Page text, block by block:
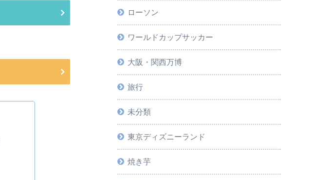
ローソン
ワールドカップサッカー
大阪・関西万博
旅行
未分類
東京ディズニーランド
焼き芋